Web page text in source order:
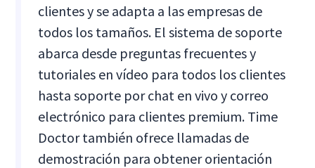
clientes y se adapta a las empresas de
todos los tamaños. El sistema de soporte
abarca desde preguntas frecuentes y
tutoriales en vídeo para todos los clientes
hasta soporte por chat en vivo y correo
electrónico para clientes premium. Time
Doctor también ofrece llamadas de
demostración para obtener orientación